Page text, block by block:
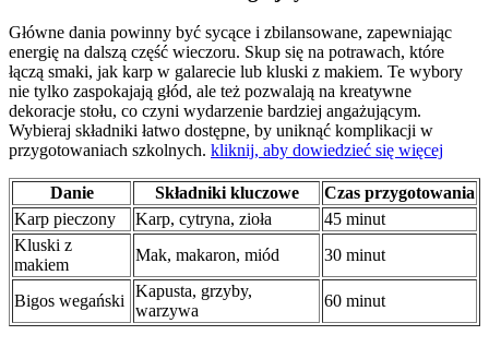
Główne dania powinny być sycące i zbilansowane, zapewniając
energię na dalszą część wieczoru. Skup się na potrawach, które
łączą smaki, jak karp w galarecie lub kluski z makiem. Te wybory
nie tylko zaspokajają głód, ale też pozwalają na kreatywne
dekoracje stołu, co czyni wydarzenie bardziej angażującym.
Wybieraj składniki łatwo dostępne, by uniknąć komplikacji w
przygotowaniach szkolnych. kliknij, aby dowiedzieć się więcej
Danie Składniki kluczowe
Czas przygotowania
Karp pieczony
Karp, cytryna, zioła
45 minut
Kluski z
makiem
Mak, makaron, miód 30 minut
Bigos wegański
Kapusta, grzyby,
warzywa
60 minut